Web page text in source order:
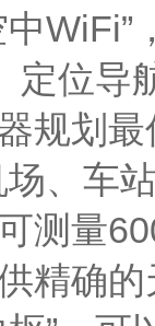
定位导
规划
、车
测量
精确